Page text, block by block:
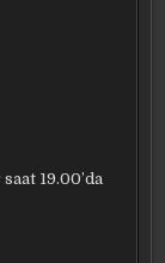
19.00’da